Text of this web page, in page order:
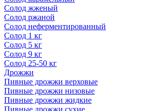
Солод жженый
Солод ржаной
Солод неферментированный
Солод 1 кг
Солод 5 кг
Солод 9 кг
Солод 25-50 кг
Дрожжи
Пивные дрожжи верховые
Пивные дрожжи низовые
Пивные дрожжи жидкие
Пивные дрожжи сухие